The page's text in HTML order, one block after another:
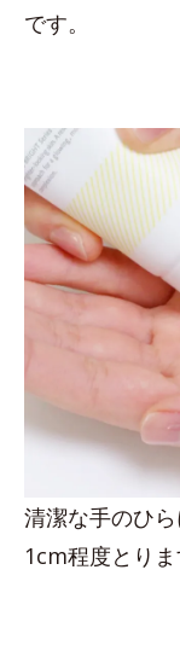
です。
清潔な手のひ
1cm程度とりま